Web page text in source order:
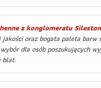
z konglomeratu
jakości oraz bogata paleta barw
wybór dla osób poszukujących
blat.